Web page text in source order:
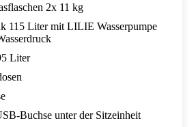
2x 11 kg
115 Liter mit LILIE Wasserpumpe
Liter
Buchse unter der Sitzeinheit